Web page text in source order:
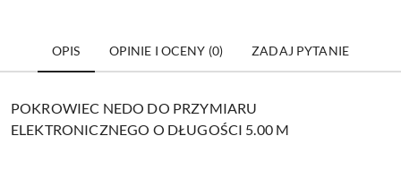
OPIS OPINIE I OCENY (0) ZADAJ PYTANIE
POKROWIEC NEDO DO PRZYMIARU
ELEKTRONICZNEGO O DŁUGOŚCI 5.00 M